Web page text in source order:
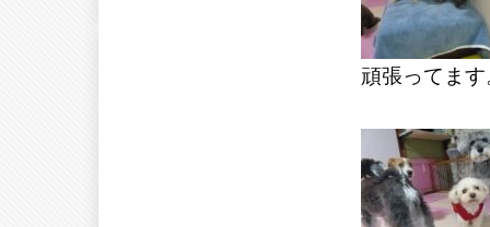
頑張ってます